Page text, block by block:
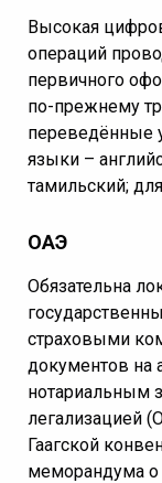
Высокая
операций
первичного
по-прежнему
переведённые
языки –
тамильский;
ОАЭ
Обязательна
страховыми
документов на
нотариальным
легализацией
Гаагской
меморандума о